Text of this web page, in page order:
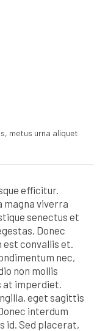
metus urna aliquet
efficitur.
magna viverra
senectus et
Donec
convallis et.
nec,
non mollis
at imperdiet.
eget sagittis
interdum
id. Sed placerat,